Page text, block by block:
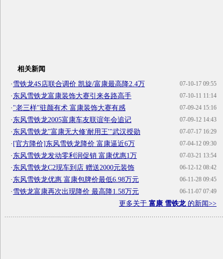
相关新闻
07-10-17 09:55
·雪铁龙4S店联合调价 凯旋/富康最高降2.4万
07-10-11 11:14
·东风雪铁龙富康装饰大赛引来各路高手
07-09-24 15:16
·"老三样"驻颜有术 富康装饰大赛有感
07-09-12 14:43
·东风雪铁龙2005富康车友联谊年会追记
07-07-17 16:29
·东风雪铁龙"富康无大修'耐用王'"武汉授勋
07-04-12 09:30
·[官方降价]东风雪铁龙降价 富康逼近6万
07-03-21 13:54
·东风雪铁龙发动零利润促销 富康优惠1万
06-12-12 08:42
·东风雪铁龙C2现车到店 赠送2000元装饰
06-11-28 09:45
·东风雪铁龙优惠 富康包牌价最低6.98万元
06-11-07 07:49
·雪铁龙富康再次出现降价 最高降1.58万元
更多关于 富康 雪铁龙 的新闻>>